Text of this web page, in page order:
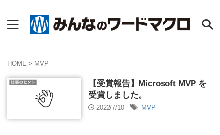
HOME > MVP
【受賞報告】Microsoft MVP を
受賞しました。
2022/7/10 MVP